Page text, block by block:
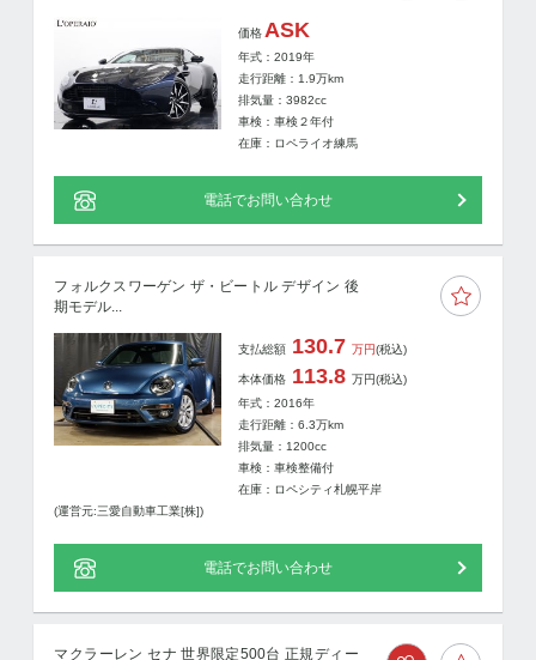
価格 ASK
年式：2019年
走行距離： 1.9万km
排気量：3982cc
車検：車検２年付
在庫：ロペライオ練馬
電話でお問い合わせ
フォルクスワーゲン ザ・ビートル デザイン 後
期モデル...
支払総額 130.7 万円(税込)
本体価格 113.8 万円(税込)
年式：2016年
走行距離：6.3万km
排気量：1200cc
車検：車検整備付
在庫：ロペシティ札幌平岸
(運営元:三愛自動車工業[株])
電話でお問い合わせ
マクラーレン セナ 世界限定500台 正規ディー